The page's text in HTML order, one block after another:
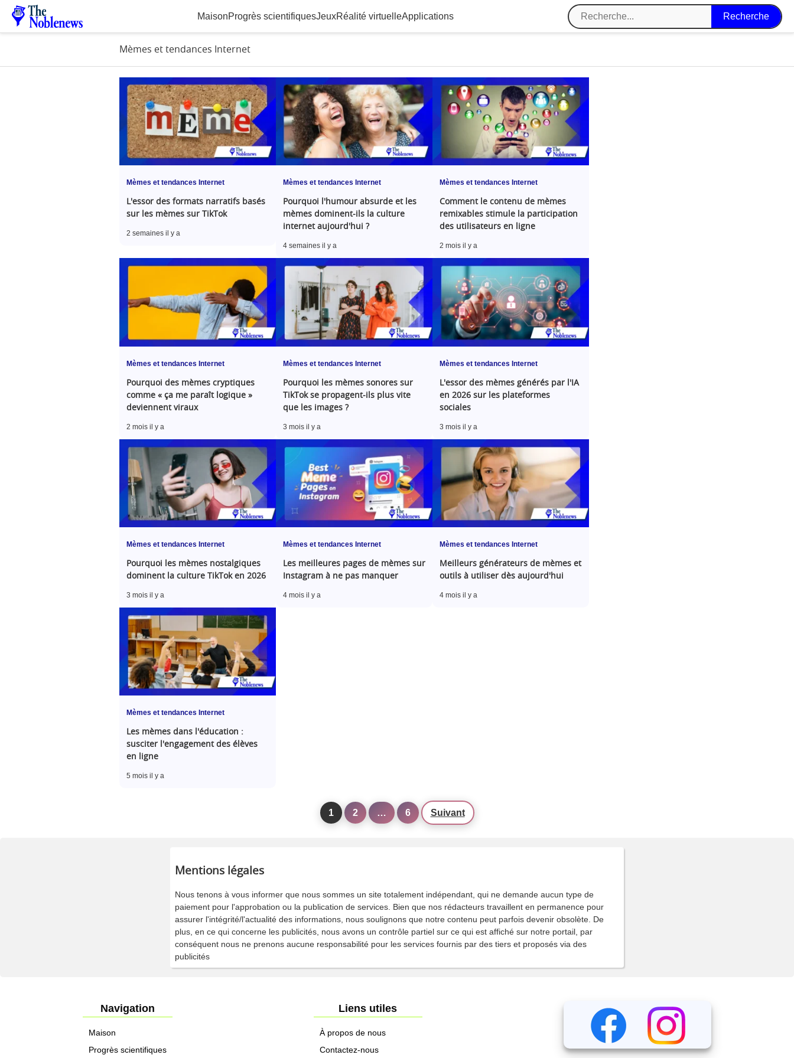
MaisonProgrès scientifiquesJeuxRéalité virtuelleApplications
Mèmes et tendances Internet
Mèmes et tendances Internet
L'essor des formats narratifs basés
sur les mèmes sur TikTok
2 semaines il y a
Mèmes et tendances Internet
Pourquoi l'humour absurde et les
mèmes dominent-ils la culture
internet aujourd'hui ?
4 semaines il y a
Mèmes et tendances Internet
Comment le contenu de mèmes
remixables stimule la participation
des utilisateurs en ligne
2 mois il y a
Mèmes et tendances Internet
Pourquoi des mèmes cryptiques
comme « ça me paraît logique »
deviennent viraux
2 mois il y a
Mèmes et tendances Internet
Pourquoi les mèmes sonores sur
TikTok se propagent-ils plus vite
que les images ?
3 mois il y a
Mèmes et tendances Internet
L'essor des mèmes générés par l'IA
en 2026 sur les plateformes
sociales
3 mois il y a
Mèmes et tendances Internet
Pourquoi les mèmes nostalgiques
dominent la culture TikTok en 2026
3 mois il y a
Mèmes et tendances Internet
Les meilleures pages de mèmes sur
Instagram à ne pas manquer
4 mois il y a
Mèmes et tendances Internet
Meilleurs générateurs de mèmes et
outils à utiliser dès aujourd'hui
4 mois il y a
Mèmes et tendances Internet
Les mèmes dans l'éducation :
susciter l'engagement des élèves
en ligne
5 mois il y a
1 2 … 6 Suivant
Mentions légales
Nous tenons à vous informer que nous sommes un site totalement indépendant, qui ne demande aucun type de
paiement pour l'approbation ou la publication de services. Bien que nos rédacteurs travaillent en permanence pour
assurer l'intégrité/l'actualité des informations, nous soulignons que notre contenu peut parfois devenir obsolète. De
plus, en ce qui concerne les publicités, nous avons un contrôle partiel sur ce qui est affiché sur notre portail, par
conséquent nous ne prenons aucune responsabilité pour les services fournis par des tiers et proposés via des
publicités
Navigation
Maison
Progrès scientifiques
Liens utiles
À propos de nous
Contactez-nous